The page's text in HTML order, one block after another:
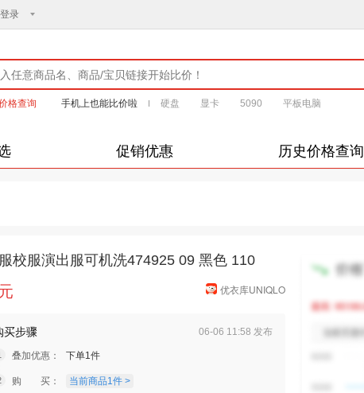
录
格查询 手机上也能比价啦 硬盘 显卡 5090 平板电脑
促销优惠 历史价格查询
校服演出服可机洗474925 09 黑色 110
优衣库UNIQLO
买步骤 06-06 11:58 发布
叠加优惠： 下单1件
购 买： 当前商品1件 >